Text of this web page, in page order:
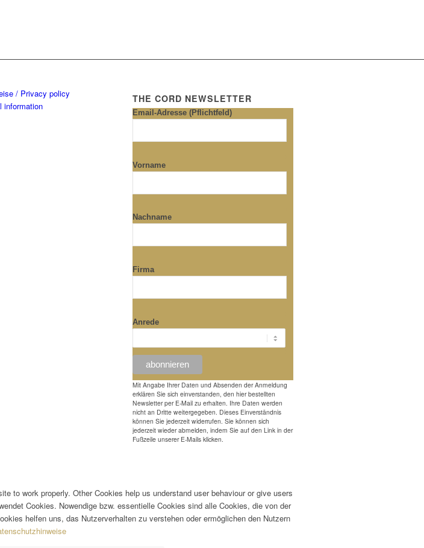
/ Privacy policy
information
THE CORD NEWSLETTER
Email-Adresse (Pflichtfeld)
Vorname
Nachname
Firma
Anrede
Mit Angabe Ihrer Daten und Absenden der Anmeldung
erklären Sie sich einverstanden, den hier bestellten
Newsletter per E-Mail zu erhalten. Ihre Daten werden
nicht an Dritte weitergegeben. Dieses Einverständnis
können Sie jederzeit widerrufen. Sie können sich
jederzeit wieder abmelden, indem Sie auf den Link in der
Fußzeile unserer E-Mails klicken.
to work properly. Other Cookies help us understand user behaviour or give users
Cookies. Nowendige bzw. essentielle Cookies sind alle Cookies, die von der
helfen uns, das Nutzerverhalten zu verstehen oder ermöglichen den Nutzern